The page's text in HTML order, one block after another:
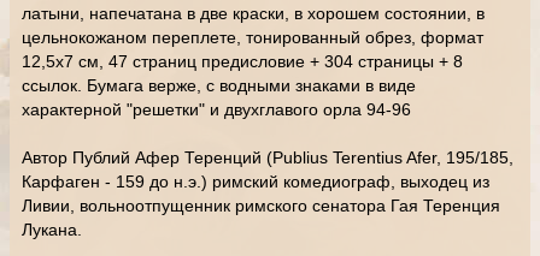
латыни, напечатана в две краски, в хорошем состоянии, в
цельнокожаном переплете, тонированный обрез, формат
12,5х7 см, 47 страниц предисловие + 304 страницы + 8
ссылок. Бумага верже, с водными знаками в виде
характерной "решетки" и двухглавого орла 94-96
Автор Публий Афер Теренций (Publius Terentius Afer, 195/185,
Карфаген - 159 до н.э.) римский комедиограф, выходец из
Ливии, вольноотпущенник римского сенатора Гая Теренция
Лукана.